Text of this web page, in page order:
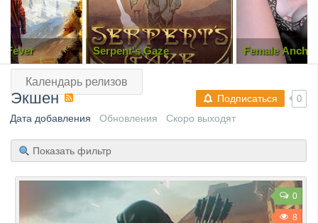
Female Anchor Next Door
Little
Altered
Календарь релизов
Подписаться 0
Экшен
Дата добавления Обновления Скоро выходят
Показать фильтр
0
8